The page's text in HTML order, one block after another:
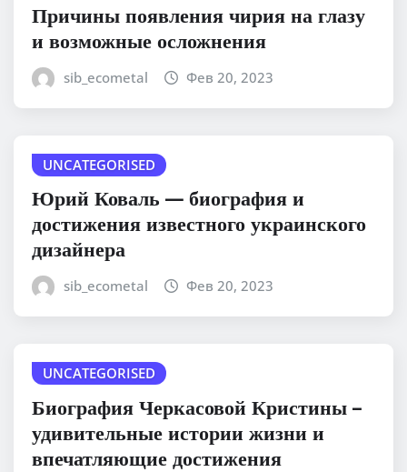
Причины появления чирия на глазу
и возможные осложнения
sib_ecometal Фев 20, 2023
UNCATEGORISED
Юрий Коваль — биография и
достижения известного украинского
дизайнера
sib_ecometal Фев 20, 2023
UNCATEGORISED
Биография Черкасовой Кристины –
удивительные истории жизни и
впечатляющие достижения